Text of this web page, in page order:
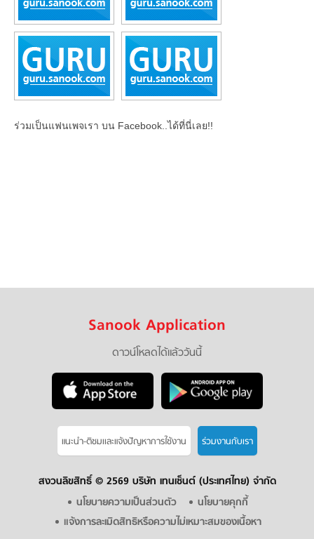
ร่วมเป็นแฟนเพจเรา บน Facebook..ได้ที่นี่เลย!!
Sanook Application
ดาวน์โหลดได้แล้ววันนี้
แนะนำ-ติชมเเละแจ้งปัญหาการใช้งาน ร่วมงานกับเรา
สงวนลิขสิทธิ์ © 2569 บริษัท เทนเซ็นต์ (ประเทศไทย) จำกัด
นโยบายความเป็นส่วนตัว
นโยบายคุกกี้
แจ้งการละเมิดสิทธิหรือความไม่เหมาะสมของเนื้อหา